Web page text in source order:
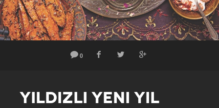
0
YILDIZLI YENI YIL